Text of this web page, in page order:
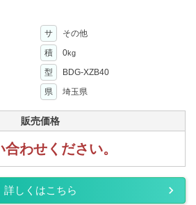
サ
その他
積 0kg
型
BDG-XZB40
県 埼玉県
販売価格
合わせください。
詳しくはこちら